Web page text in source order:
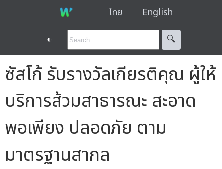
ไทย English
◐ 🔍︎
ซัสโก้ รับรางวัลเกียรติคุณ ผู้ให้
บริการส้วมสาธารณะ สะอาด
พอเพียง ปลอดภัย ตาม
มาตรฐานสากล